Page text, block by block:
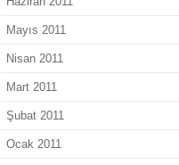
Mayıs 2011
Nisan 2011
Mart 2011
Şubat 2011
Ocak 2011